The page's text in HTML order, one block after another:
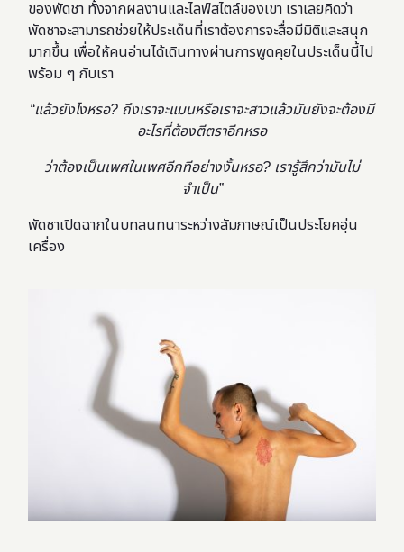
ของพัดชา ทั้งจากผลงานและไลฟ์สไตล์ของเขา เราเลยคิดว่า
พัดชาจะสามารถช่วยให้ประเด็นที่เราต้องการจะสื่อมีมิติและสนุก
มากขึ้น เพื่อให้คนอ่านได้เดินทางผ่านการพูดคุยในประเด็นนี้ไป
พร้อม ๆ กับเรา
“แล้วยังไงหรอ? ถึงเราจะแมนหรือเราจะสาวแล้วมันยังจะต้องมี
อะไรที่ต้องตีตราอีกหรอ
ว่าต้องเป็นเพศในเพศอีกทีอย่างงั้นหรอ? เรารู้สึกว่ามันไม่
จำเป็น”
พัดชาเปิดฉากในบทสนทนาระหว่างสัมภาษณ์เป็นประโยคอุ่น
เครื่อง